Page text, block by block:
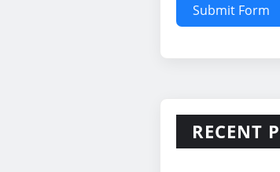
Submit Form
RECENT